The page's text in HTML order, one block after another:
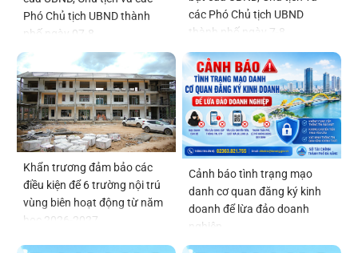
Phó Chủ tịch UBND thành
phố ngày 07-8
các Phó Chủ tịch UBND
thành phố ngày 7-8
Khẩn trương đảm bảo các
điều kiện để 6 trường nội trú
vùng biên hoạt động từ năm
học 2026-2027
Cảnh báo tình trạng mạo
danh cơ quan đăng ký kinh
doanh để lừa đảo doanh
nghiệp